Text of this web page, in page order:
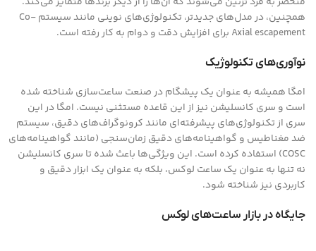
همچنین، در مدل‌های جدیدتر، تکنولوژی‌های نوینی مانند سیستم Co-
Axial escapement برای افزایش دقت و دوام به کار رفته است.
نوآوری‌های تکنولوژیک
امگا همیشه به عنوان یک پیشگام در صنعت ساعت‌سازی شناخته شده
است و سری کانسلیشن نیز از این قاعده مستثنی نیست. امگا در این
سری از تکنولوژی‌های پیشرفته‌ای مانند کرونوگراف‌های دقیق، سیستم
ضد مغناطیس و گواهینامه‌های دقیق زمان‌سنجی (مانند گواهینامه‌های
COSC) استفاده کرده است. این ویژگی‌ها باعث شده تا سری کانسلیشن
نه تنها به عنوان یک ساعت لوکس، بلکه به عنوان یک ابزار دقیق و
کاربردی نیز شناخته شود.
جایگاه در بازار ساعت‌های لوکس